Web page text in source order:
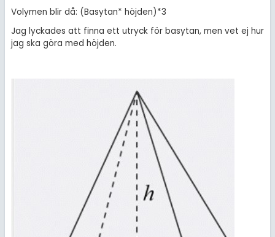
Volymen blir då: (Basytan* höjden)*3
Jag lyckades att finna ett utryck för basytan, men vet ej hur
jag ska göra med höjden.